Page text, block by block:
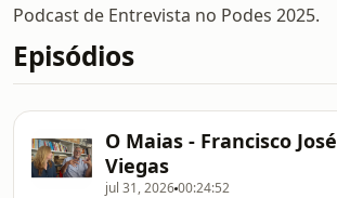
Podcast de Entrevista no Podes 2025.
Episódios
O Maias - Francisco José
Viegas
jul 31, 202600:24:52